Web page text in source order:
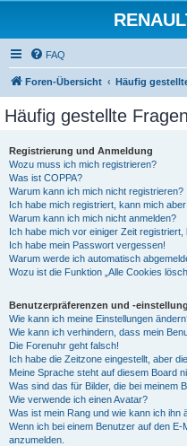
FAQ
Foren-Übersicht Häufig
Häufig gestellte Fragen
Registrierung und Anmeldung
Wozu muss ich mich registrieren?
Was ist COPPA?
Warum kann ich mich nicht registrieren?
Ich habe mich registriert, kann mich
Warum kann ich mich nicht anmelden?
Ich habe mich vor einiger Zeit
Ich habe mein Passwort vergessen!
Warum werde ich automatisch
Wozu ist die Funktion „Alle Cookies
Benutzerpräferenzen und -
Wie kann ich meine Einstellungen
Wie kann ich verhindern, dass mein
Die Forenuhr geht falsch!
Ich habe die Zeitzone eingestellt, aber
Meine Sprache steht auf diesem Board
Was sind das für Bilder, die bei meinem
Wie verwende ich einen Avatar?
Was ist mein Rang und wie kann ich ihn
Wenn ich bei einem Benutzer auf den
anzumelden.